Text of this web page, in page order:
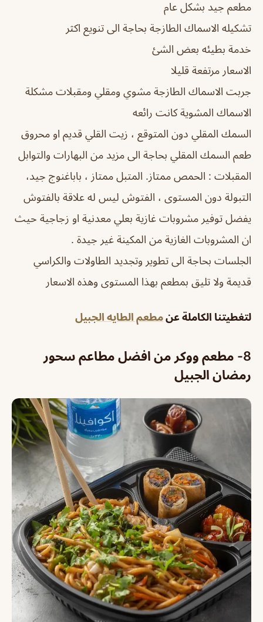
مطعم جيد بشكل عام
تشكيله الاسماك الطازجة بحاجة الى تنويع اكثر
خدمة بطيئه بعض الشئ
الاسعار مرتفعة قليلا
جربت الاسماك الطازجة مشوي ومقلي ومقبلات مشكلة
الاسماك المشوية كانت رائعه
السمك المقلي دون المتوقع ، زيت القلي قديم او محروق
طعم السمك المقلي بحاجة الى مزيد من البهارات والتوابل
المقبلات : الحمص ممتاز. المتبل ممتاز ، باباغنوج جيد،
التبولة دون المستوى ، الفتوش ليس له علاقة بالفتوش
يفضل توفير مشروبات غازية بعلي معدنية او زجاجية حيث
ان المشروبات الغازية من المكينة غير جيدة .
الجلسات بحاجة الى تطوير وتجديد الطاولات والكراسي
قديمة ولا تليق بمطعم بهذا المستوى وهذه الاسعار
لتغطيتنا الكاملة عنمطعم الطايه الجبيل
8- مطعم ووكر من افضل مطاعم سحور
رمضان الجبيل